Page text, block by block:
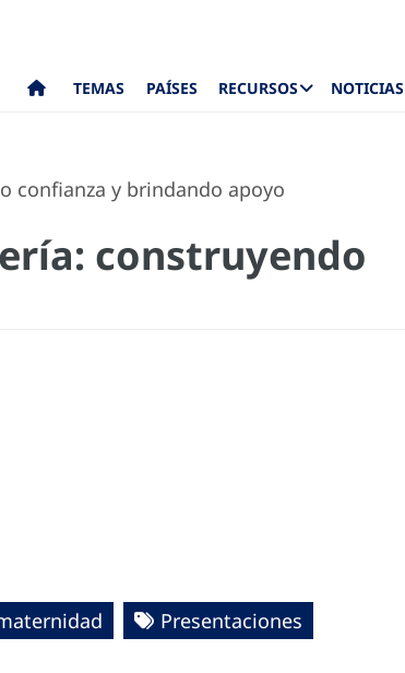
TEMAS PAÍSES RECURSOS NOTICIAS
confianza y brindando apoyo
construyendo
Presentaciones